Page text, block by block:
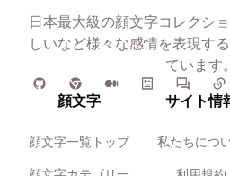
日本最大級の顔文字コレクシ
しいなど様々な感情を表現す
ています。
顔文字
顔文字一覧トップ
サイト情
私たちにつ